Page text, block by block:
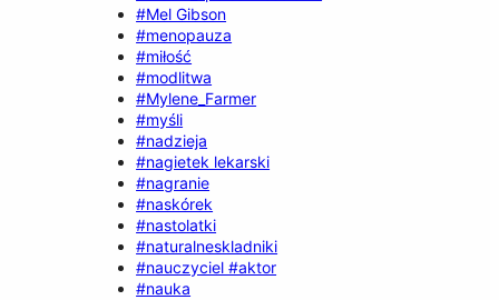
#Mel Gibson
#menopauza
#miłość
#modlitwa
#Mylene_Farmer
#myśli
#nadzieja
#nagietek lekarski
#nagranie
#naskórek
#nastolatki
#naturalneskladniki
#nauczyciel #aktor
#nauka